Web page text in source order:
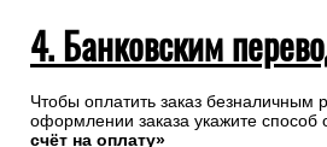
платежа и электронный кассовый
Введенная контактная
случаев, предусмотренных